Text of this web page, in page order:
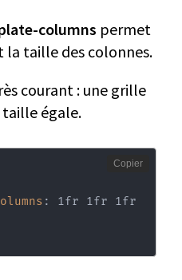
columns permet
taille des colonnes.
courant : une grille
égale.
:
1fr 1fr 1fr
Copier